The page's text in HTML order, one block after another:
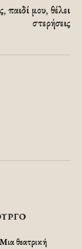
παιδί μου, θέλει
στερήσεις
θεατρική